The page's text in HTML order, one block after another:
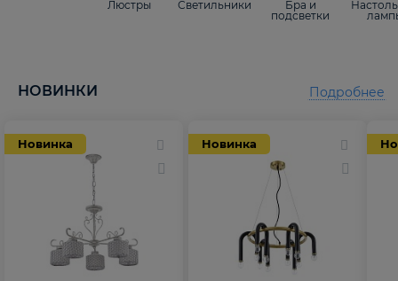
Люстры Светильники
Бра и
подсветки
НОВИНКИ
Новинка Новинка
Подробнее